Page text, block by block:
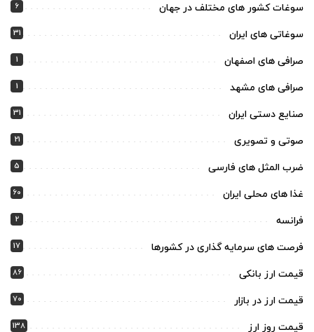
سوغات کشور های مختلف در جهان 6
سوغاتی های ایران 31
صرافی های اصفهان 1
صرافی های مشهد 1
صنایع دستی ایران 31
صوتی و تصویری 21
ضرب المثل های فارسی 5
غذا های محلی ایران 60
فرانسه 2
فرصت های سرمایه گذاری در کشورها 17
قیمت ارز بانکی 86
قیمت ارز در بازار 70
قیمت روز ارز 138